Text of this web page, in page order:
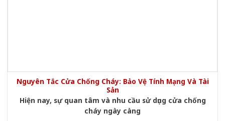
Nguyên Tắc Cửa Chống Cháy: Bảo Vệ Tính Mạng Và Tài
Sản
Hiện nay, sự quan tâm và nhu cầu sử dụng cửa chống
cháy ngày càng